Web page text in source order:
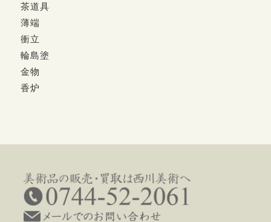
茶道具
薄端
衝立
輪島塗
金物
香炉